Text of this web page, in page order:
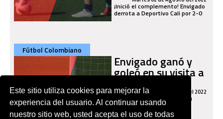
Este sitio utiliza cookies para mejorar la
experiencia del usuario. Al continuar usando
nuestro sitio web, usted acepta el uso de todas
¡Inició el complemento! Envigado
derrota a Deportivo Cali por 2-0
Fútbol Colombiano
Envigado ganó y
goleó en su visita a
Deportivo Cali
Martes 02 de Agosto del 2022
Envigado ganó y goleó en su
visita a Deportivo Cali